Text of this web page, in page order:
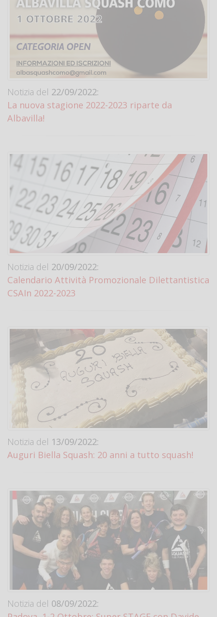
Notizia del 22/09/2022:
La nuova stagione 2022-2023 riparte da
Albavilla!
Notizia del 20/09/2022:
Calendario Attività Promozionale Dilettantistica
CSAIn 2022-2023
Notizia del 13/09/2022:
Auguri Biella Squash: 20 anni a tutto squash!
Notizia del 08/09/2022: